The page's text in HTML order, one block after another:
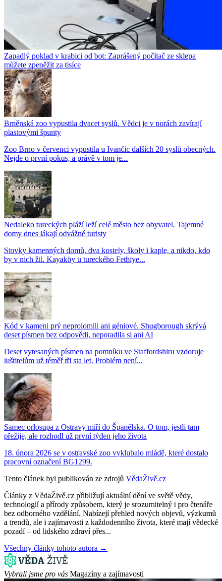
Zapadlý poklad v krabici od bot: Zaprášený počítač ze sklepa
můžete zpeněžit za tisíce
Brněnská zoo vypustila dvacet syslů. Vědci je v norách zavírají
plastovými špunty
Zoo Brno v červenci vypustila u Ivančic dalších 20 syslů obecných.
Nejde o první pokus, a právě v tom je...
Nedaleko tureckých pláží leží celé město bez obyvatel. Tajemné
domy dnes lákají odvážné turisty
Stovky kamenných domů, dva kostely, školy i kaple, a nikdo, kdo
by v nich žil. Kayaköy u tureckého Fethiye...
Kód v kameni prý neprolomili ani géniové. Shugborough skrývá
deset písmen bez odpovědi, neporadila si ani AI
Deset vytesaných písmen na pomníku ve Staffordshiru vzdoruje
luštitelům už téměř tři sta let. Problém není...
Samec orlosupa z Ostravy míří do Španělska. O tom, jestli tam
přežije, ale rozhodl už první týden jeho života
18. února 2026 se v ostravské zoo vyklubalo mládě, které dostalo
pracovní označení BG1299.
Tento článek byl publikován ze zdrojů VědaŽivě.cz
Články z VědaŽivě.cz přibližují aktuální dění ve světě vědy,
technologií a přírody způsobem, který je srozumitelný i pro čtenáře
bez odborného vzdělání. Nabízejí přehled nových objevů, výzkumů
a trendů, ale i zajímavosti z každodenního života, které mají vědecké
pozadí – od lidského zdraví přes...
Všechny články tohoto autora →
Vybrali jsme pro vás Magazíny a zajímavosti